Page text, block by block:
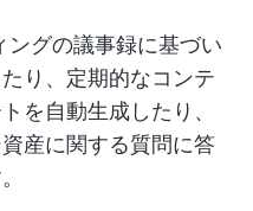
ングの議事録に基づい
り、定期的なコンテ
を自動生成したり、
産に関する質問に答